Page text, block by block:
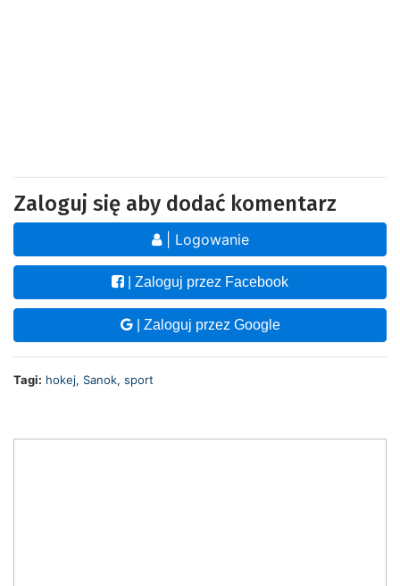
Zaloguj się aby dodać komentarz
| Logowanie
| Zaloguj przez Facebook
| Zaloguj przez Google
Tagi: hokej, Sanok, sport